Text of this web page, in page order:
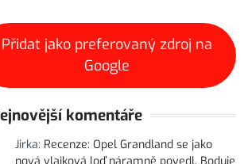
Přidat jako preferovaný zdroj na
Google
komentáře
Jirka: Recenze: Opel Grandland se jako